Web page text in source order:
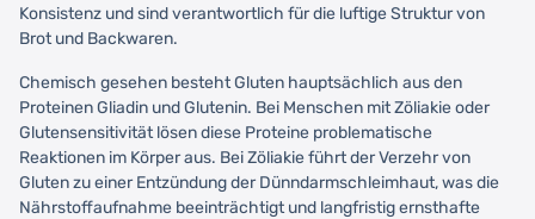
Konsistenz und sind verantwortlich für die luftige Struktur von
Brot und Backwaren.
Chemisch gesehen besteht Gluten hauptsächlich aus den
Proteinen Gliadin und Glutenin. Bei Menschen mit Zöliakie oder
Glutensensitivität lösen diese Proteine problematische
Reaktionen im Körper aus. Bei Zöliakie führt der Verzehr von
Gluten zu einer Entzündung der Dünndarmschleimhaut, was die
Nährstoffaufnahme beeinträchtigt und langfristig ernsthafte